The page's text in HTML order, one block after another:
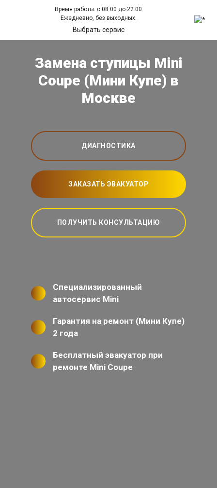
Время работы: с 08:00 до 22:00
Ежедневно, без выходных.
Выбрать сервис
Замена ступицы Mini
Coupe (Мини Купе) в
Москве
ДИАГНОСТИКА
ЗАКАЗАТЬ ЭВАКУАТОР
ПОЛУЧИТЬ КОНСУЛЬТАЦИЮ
Специализированный
автосервис Mini
Гарантия на ремонт (Мини Купе)
2 года
Бесплатный эвакуатор при
ремонте Mini Coupe